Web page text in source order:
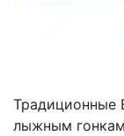
Традиционные
лыжным